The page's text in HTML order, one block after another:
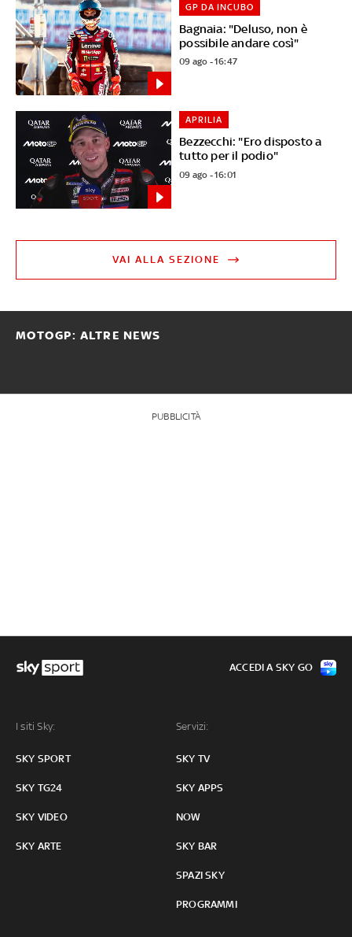
Bagnaia: "Deluso, non è
possibile andare così"
GP DA INCUBO
09 ago - 16:47
Bezzecchi: "Ero disposto a
tutto per il podio"
APRILIA
09 ago - 16:01
VAI ALLA SEZIONE
MOTOGP: ALTRE NEWS
PUBBLICITÀ
I siti Sky:
SKY SPORT
SKY TG24
SKY VIDEO
SKY ARTE
Servizi:
SKY TV
SKY APPS
NOW
SKY BAR
SPAZI SKY
PROGRAMMI
ACCEDI A SKY GO